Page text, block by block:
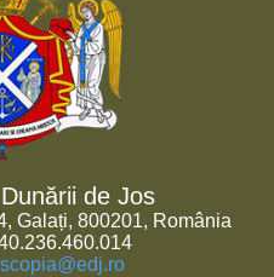
de Jos
Galați, 800201, România